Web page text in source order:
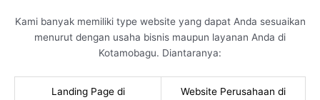
Kami banyak memiliki type website yang dapat Anda sesuaikan
menurut dengan usaha bisnis maupun layanan Anda di
Kotamobagu. Diantaranya:
Landing Page di
Website Perusahaan di